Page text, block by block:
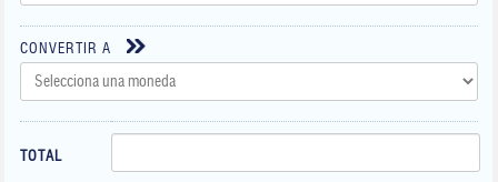
CONVERTIR A
TOTAL